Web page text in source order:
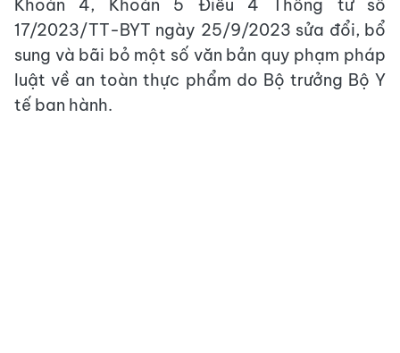
Khoản 4, Khoản 5 Điều 4 Thông tư số
17/2023/TT-BYT ngày 25/9/2023 sửa đổi, bổ
sung và bãi bỏ một số văn bản quy phạm pháp
luật về an toàn thực phẩm do Bộ trưởng Bộ Y
tế ban hành.